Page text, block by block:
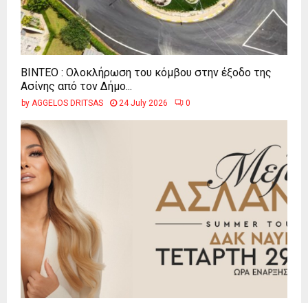
ΒΙΝΤΕΟ : Ολοκλήρωση του κόμβου στην έξοδο της
Ασίνης από τον Δήμο...
by AGGELOS DRITSAS 24 July 2026 0